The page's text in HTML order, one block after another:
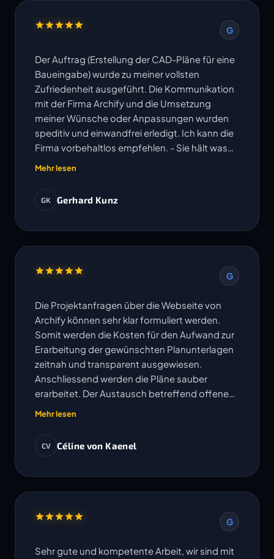
G
Der Auftrag (Erstellung der CAD-Pläne für eine
Baueingabe) wurde zu meiner vollsten
Zufriedenheit ausgeführt. Die Kommunikation
mit der Firma Archify und die Umsetzung
meiner Wünsche oder Anpassungen wurden
speditiv und einwandfrei erledigt. Ich kann die
Firma vorbehaltlos empfehlen. - Sie hält was
ihre Website verspricht!
Mehr lesen
GK Gerhard Kunz
G
Die Projektanfragen über die Webseite von
Archify können sehr klar formuliert werden.
Somit werden die Kosten für den Aufwand zur
Erarbeitung der gewünschten Planunterlagen
zeitnah und transparent ausgewiesen.
Anschliessend werden die Pläne sauber
erarbeitet. Der Austausch betreffend offenen
Fragen erfolgt sehr unkompliziert und
Termine werden eingehalten. Ich freue mich
Mehr lesen
CV Céline von Kaenel
G
Sehr gute und kompetente Arbeit, wir sind mit